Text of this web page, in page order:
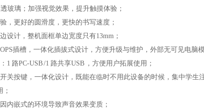
玻璃；加强视觉效果，提升触摸体验；
，更好的圆滑度，更快的书写速度；
设计，整机面框单边宽度只有13mm；
插槽，一体化插拔式设计，方便升级与维护，外部无可见电脑
1 路PC-USB /1 路共享USB ，方便用户拓展使用；
关按键，一体化设计，既能在临时不用此设备的时候，集中学生
内嵌式的环境导致声音效果变质；